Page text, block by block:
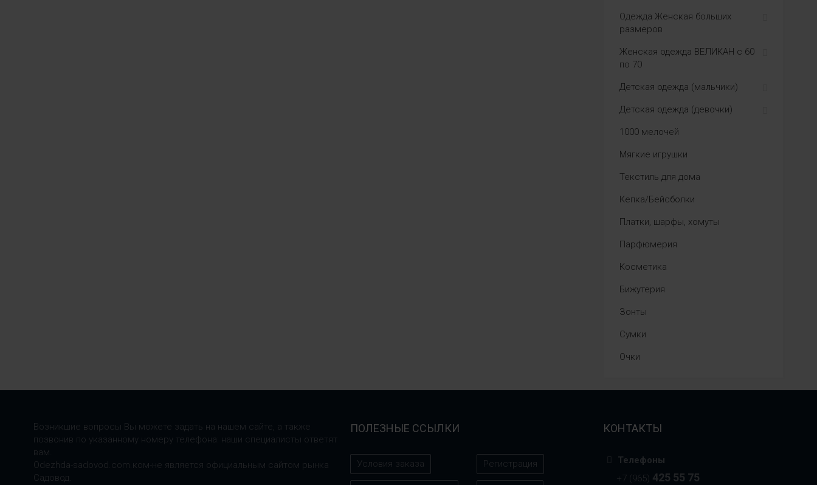
Одежда Женская больших
размеров
Женская одежда ВЕЛИКАН с 60
по 70
Детская одежда (мальчики)
Детская одежда (девочки)
1000 мелочей
Мягкие игрушки
Текстиль для дома
Кепка/Бейсболки
Платки, шарфы, хомуты
Парфюмерия
Косметика
Бижутерия
Зонты
Сумки
Очки
Возникшие вопросы Вы можете задать на нашем сайте, а также
позвонив по указанному номеру телефона: наши специалисты ответят
вам.
Odezhda-sadovod.com.ком-не является официальным сайтом рынка
Садовод.
ПОЛЕЗНЫЕ ССЫЛКИ
Условия заказа Регистрация
КОНТАКТЫ
Телефоны
+7 (965) 425 55 75